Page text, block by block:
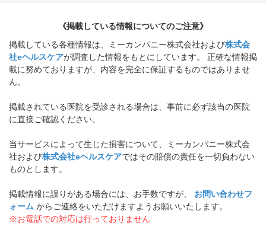
《掲載している情報についてのご注意》
掲載している各種情報は、ミーカンパニー株式会社および株式会
社eヘルスケアが調査した情報をもとにしています。 正確な情報掲
載に努めておりますが、内容を完全に保証するものではありませ
ん。
掲載されている医院を受診される場合は、事前に必ず該当の医院
に直接ご確認ください。
当サービスによって生じた損害について、ミーカンパニー株式会
社および株式会社eヘルスケアではその賠償の責任を一切負わない
ものとします。
掲載情報に誤りがある場合には、お手数ですが、
お問い合わせフ
ォーム からご連絡をいただけますようお願いいたします。
※お電話での対応は行っておりません